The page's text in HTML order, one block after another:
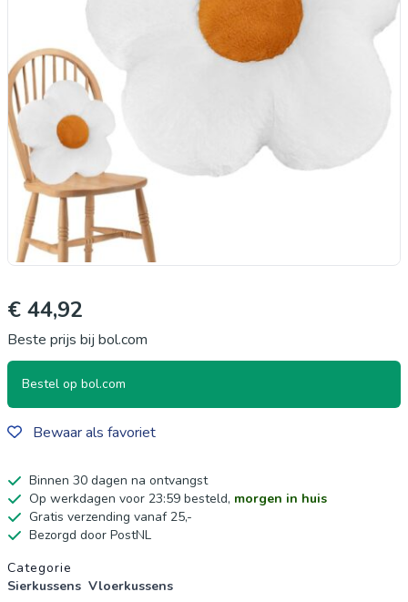
€ 44,92
Beste prijs bij bol.com
Bestel op bol.com
Bewaar als favoriet
Binnen 30 dagen na ontvangst
Op werkdagen voor 23:59 besteld, morgen in huis
Gratis verzending vanaf 25,-
Bezorgd door PostNL
Productgegevens
Categorie
Sierkussens Vloerkussens